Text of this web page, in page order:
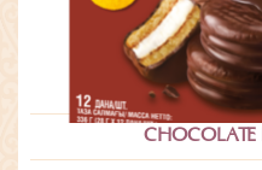
CHOCOLATE